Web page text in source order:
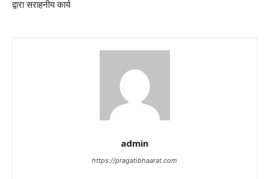
द्वारा सराहनीय कार्य
admin
https://pragatibhaarat.com